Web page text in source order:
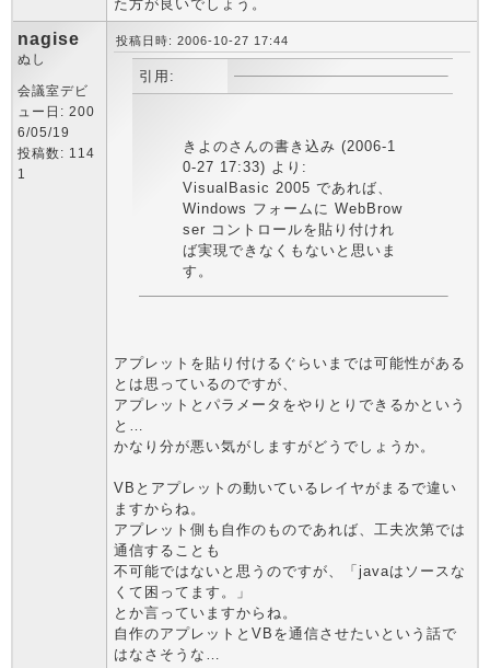
た方が良いでしょう。
nagise
ぬし
会議室デビ
ュー日: 200
6/05/19
投稿数: 114
1
投稿日時: 2006-10-27 17:44
引用:
きよのさんの書き込み (2006-1
0-27 17:33) より:
VisualBasic 2005 であれば、
Windows フォームに WebBrow
ser コントロールを貼り付けれ
ば実現できなくもないと思いま
す。
アプレットを貼り付けるぐらいまでは可能性がある
とは思っているのですが、
アプレットとパラメータをやりとりできるかという
と…
かなり分が悪い気がしますがどうでしょうか。
VBとアプレットの動いているレイヤがまるで違い
ますからね。
アプレット側も自作のものであれば、工夫次第では
通信することも
不可能ではないと思うのですが、「javaはソースな
くて困ってます。」
とか言っていますからね。
自作のアプレットとVBを通信させたいという話で
はなさそうな…